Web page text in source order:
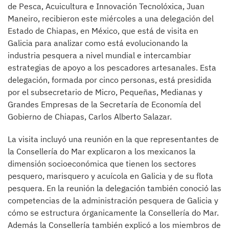
de Pesca, Acuicultura e Innovación Tecnolóxica, Juan
Maneiro, recibieron este miércoles a una delegación del
Estado de Chiapas, en México, que está de visita en
Galicia para analizar como está evolucionando la
industria pesquera a nivel mundial e intercambiar
estrategias de apoyo a los pescadores artesanales. Esta
delegación, formada por cinco personas, está presidida
por el subsecretario de Micro, Pequeñas, Medianas y
Grandes Empresas de la Secretaría de Economía del
Gobierno de Chiapas, Carlos Alberto Salazar.
La visita incluyó una reunión en la que representantes de
la Consellería do Mar explicaron a los mexicanos la
dimensión socioeconómica que tienen los sectores
pesquero, marisquero y acuícola en Galicia y de su flota
pesquera. En la reunión la delegación también conoció las
competencias de la administración pesquera de Galicia y
cómo se estructura órganicamente la Consellería do Mar.
Además la Consellería también explicó a los miembros de